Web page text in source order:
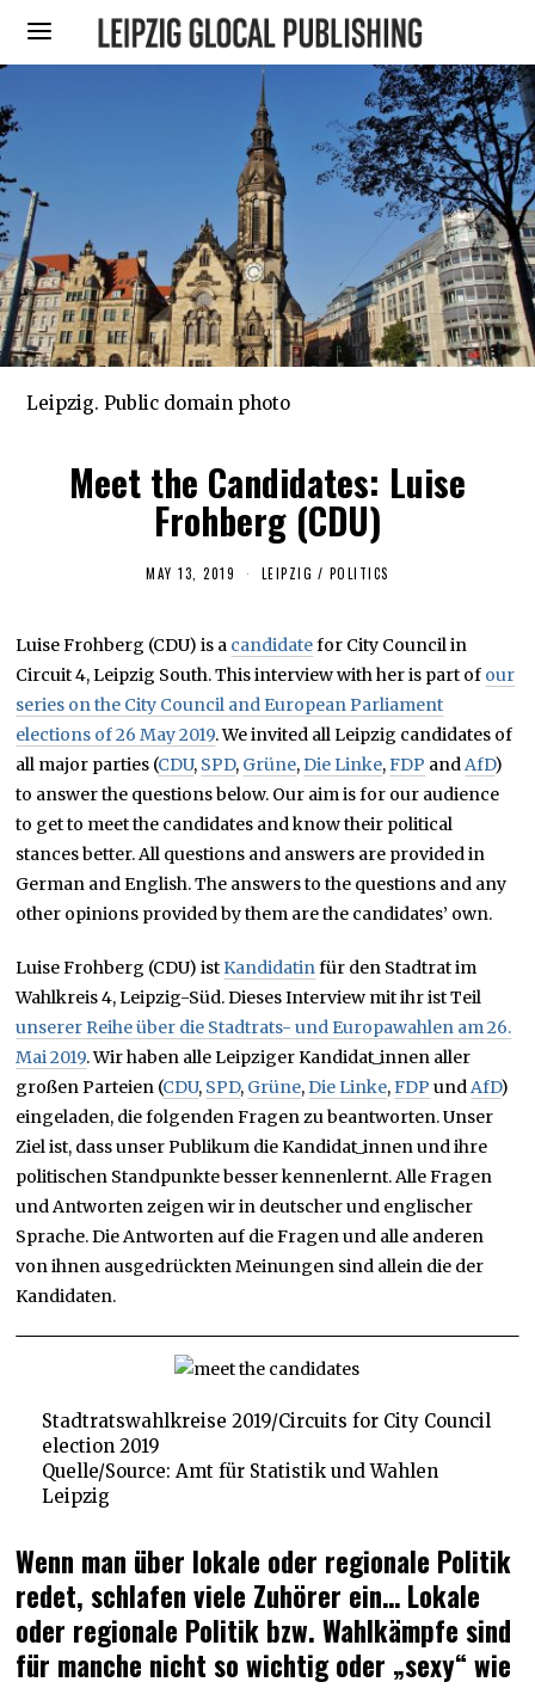
Leipzig. Public domain photo
Meet the Candidates: Luise
Frohberg (CDU)
MAY 13, 2019
3
,
2
0
1
9
LEIPZIG / POLITICS
Luise Frohberg (CDU) is a candidatefor City Council in
Circuit 4, Leipzig South. This interview with her is part of our
series on the City Council and European Parliament
elections of 26 May 2019. We invited all Leipzig candidates of
all major parties (CDU, SPD, Grüne,Die Linke,FDP andAfD)
to answer the questions below. Our aim is for our audience
to get to meet the candidates and know their political
stances better. All questions and answers are provided in
German and English. The answers to the questions and any
other opinions provided by them are the candidates’ own.
Luise Frohberg (CDU) istKandidatinfür den Stadtrat im
Wahlkreis 4, Leipzig-Süd. Dieses Interview mit ihr ist Teil
unserer Reihe über die Stadtrats- und Europawahlen am 26.
Mai 2019. Wir haben alle Leipziger Kandidat_innen aller
großen Parteien (CDU, SPD, Grüne,Die Linke,FDP undAfD)
eingeladen, die folgenden Fragen zu beantworten. Unser
Ziel ist, dass unser Publikum die Kandidat_innen und ihre
politischen Standpunkte besser kennenlernt. Alle Fragen
und Antworten zeigen wir in deutscher und englischer
Sprache. Die Antworten auf die Fragen und alle anderen
von ihnen ausgedrückten Meinungen sind allein die der
Kandidaten.
Stadtratswahlkreise 2019/Circuits for City Council
election 2019
Quelle/Source: Amt für Statistik und Wahlen
Leipzig
Wenn man über lokale oder regionale Politik
redet, schlafen viele Zuhörer ein… Lokale
oder regionale Politik bzw. Wahlkämpfe sind
für manche nicht so wichtig oder „sexy“ wie